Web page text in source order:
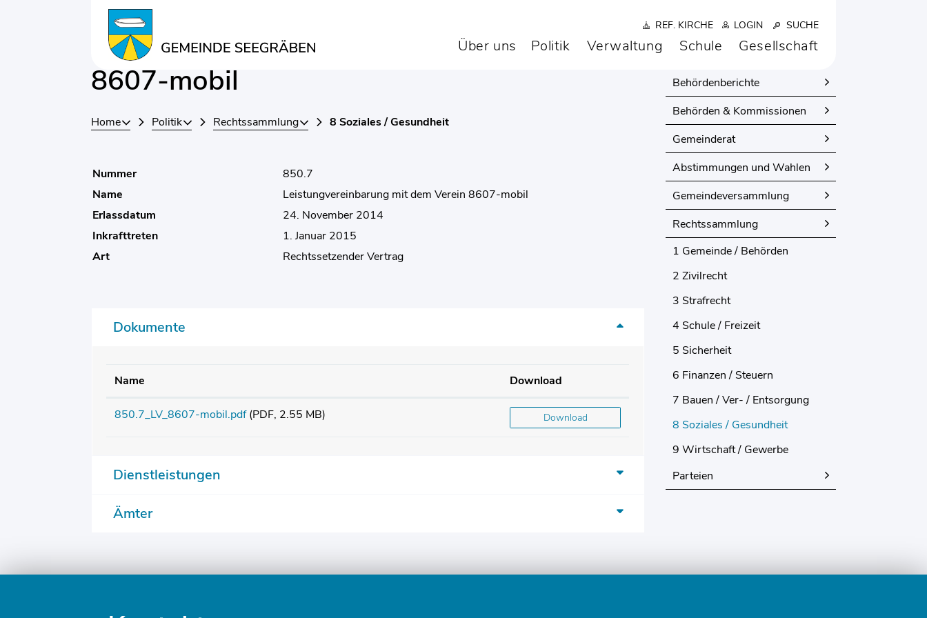
Kopfzeile REF. KIRCHE LOGIN SUCHE
Über uns Politik Verwaltung Schule Gesellschaft
Leistungvereinbarung mit dem Verein
8607-mobil
Home Politik Rechtssammlung 8 Soziales / Gesundheit
Nummer
850.7
Name
Leistungvereinbarung mit dem Verein 8607-mobil
Erlassdatum
24. November 2014
Inkrafttreten
1. Januar 2015
Art
Rechtssetzender Vertrag
Zugehörige Objekte
Dokumente
Name Download
850.7_LV_8607-mobil.pdf (PDF, 2.55 MB) Download
Dienstleistungen
Ämter
POLITIK
Behördenberichte
Behörden & Kommissionen
Gemeinderat
Abstimmungen und Wahlen
Gemeindeversammlung
Rechtssammlung
1 Gemeinde / Behörden
2 Zivilrecht
3 Strafrecht
4 Schule / Freizeit
5 Sicherheit
6 Finanzen / Steuern
7 Bauen / Ver- / Entsorgung
8 Soziales / Gesundheit(ausgewählt)
9 Wirtschaft / Gewerbe
Parteien